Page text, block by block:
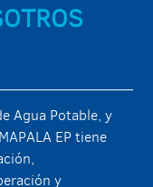
Agua Potable, y
EP tiene
y